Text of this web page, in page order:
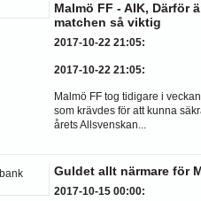
Malmö FF - AIK, Därför
matchen så viktig
2017-10-22 21:05:
2017-10-22 21:05:
Malmö FF tog tidigare i
som krävdes för att kunna
årets Allsvenskan...
Guldet allt närmare för
2017-10-15 00:00: